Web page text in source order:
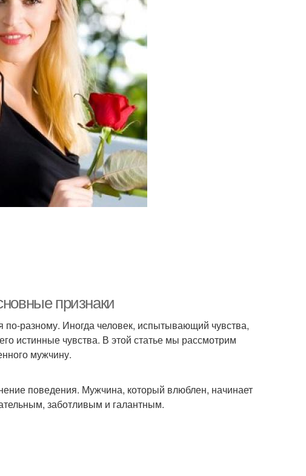
признаки
разному. Иногда человек, испытывающий чувства,
истинные чувства. В этой статье мы рассмотрим
мужчину.
поведения. Мужчина, который влюблен, начинает
заботливым и галантным.